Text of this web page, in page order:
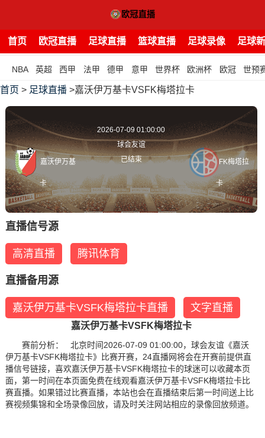
首页 欧冠直播 足球直播 篮球直播 足球录像 足球
NBA 英超 西甲 法甲 德甲 意甲 世界杯 欧洲杯 欧冠 世预
首页 > 足球直播 >嘉沃伊万基卡VSFK梅塔拉卡
嘉沃伊万基
卡
2026-07-09 01:00:00
球会友谊
已结束
FK梅塔拉
卡
直播信号源
高清直播 腾讯体育
直播备用源
嘉沃伊万基卡VSFK梅塔拉卡直播 文字直播
嘉沃伊万基卡VSFK梅塔拉卡
赛前分析： 北京时间2026-07-09 01:00:00，球会友谊《嘉沃
伊万基卡VSFK梅塔拉卡》比赛开赛，24直播网将会在开赛前提供直
播信号链接，喜欢嘉沃伊万基卡VSFK梅塔拉卡的球迷可以收藏本页
面，第一时间在本页面免费在线观看嘉沃伊万基卡VSFK梅塔拉卡比
赛直播。如果错过比赛直播，本站也会在直播结束后第一时间送上比
赛视频集锦和全场录像回放，请及时关注网站相应的录像回放频道。